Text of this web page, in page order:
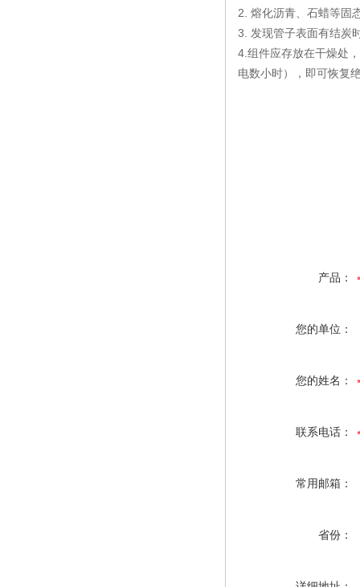
2. 熔化沥青、石蜡等固
3. 发现管子表面有结炭
4.组件应存放在干燥处
电数小时），即可恢复
产品：
您的单位：
您的姓名：
联系电话：
常用邮箱：
省份：